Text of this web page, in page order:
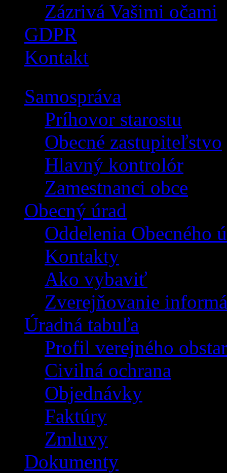
Zázrivá Vašimi očami
GDPR
Kontakt
Samospráva
Príhovor starostu
Obecné zastupiteľstvo
Hlavný kontrolór
Zamestnanci obce
Obecný úrad
Oddelenia Obecného
Kontakty
Ako vybaviť
Zverejňovanie
Úradná tabuľa
Profil verejného
Civilná ochrana
Objednávky
Faktúry
Zmluvy
Dokumenty